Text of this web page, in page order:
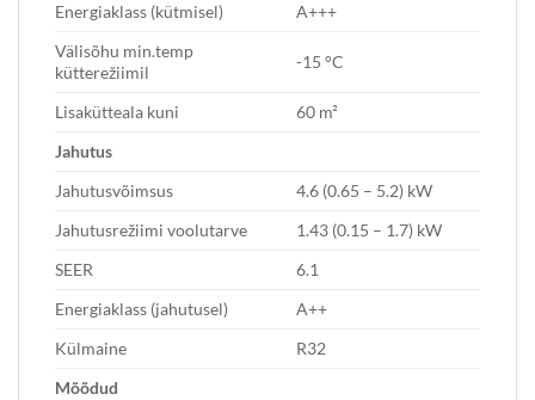
Energiaklass (kütmisel)
A+++
Välisõhu min.temp
kütterežiimil
-15 °C
Lisakütteala kuni
60 m²
Jahutus
Jahutusvõimsus
4.6 (0.65 – 5.2) kW
Jahutusrežiimi voolutarve
1.43 (0.15 – 1.7) kW
SEER
6.1
Energiaklass (jahutusel)
A++
Külmaine
R32
Mõõdud